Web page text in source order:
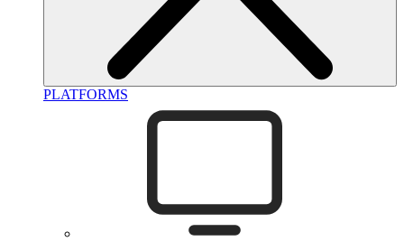
PLATFORMS